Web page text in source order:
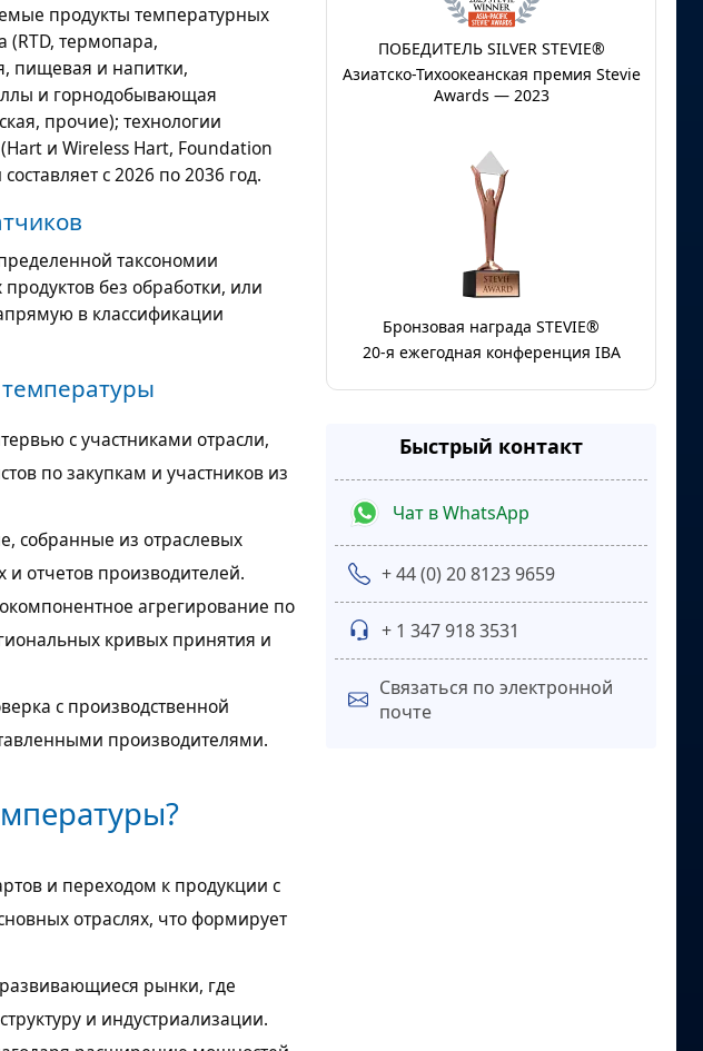
продукты температурных
(RTD, термопара,
пищевая и напитки,
и горнодобывающая
прочие); технологии
и Wireless Hart, Foundation
с 2026 по 2036 год.
таксономии
без обработки, или
в классификации
с участниками отрасли,
по закупкам и участников из
собранные из отраслевых
отчетов производителей.
агрегирование по
кривых принятия и
с производственной
производителями.
и переходом к продукции с
отраслях, что формирует
рынки, где
и индустриализации.
ПОБЕДИТЕЛЬ SILVER STEVIE®
Азиатско-Тихоокеанская премия Stevie
Awards — 2023
Бронзовая награда STEVIE®
20-я ежегодная конференция IBA
Быстрый контакт
Чат в WhatsApp
+ 44 (0) 20 8123 9659
+ 1 347 918 3531
Связаться по электронной
почте